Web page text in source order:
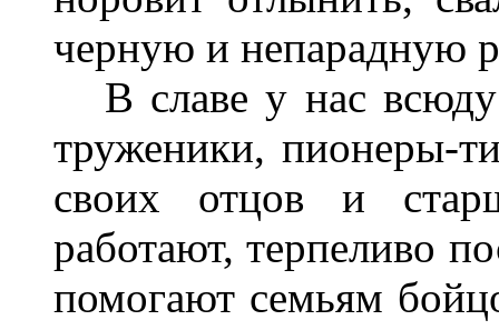
черную и непарадную
В славе у нас всюду
труженики, пионеры-
своих отцов и
работают, терпеливо
помогают семьям